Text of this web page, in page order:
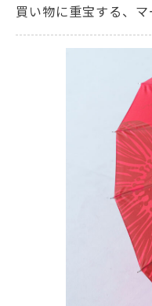
買い物に重宝する、